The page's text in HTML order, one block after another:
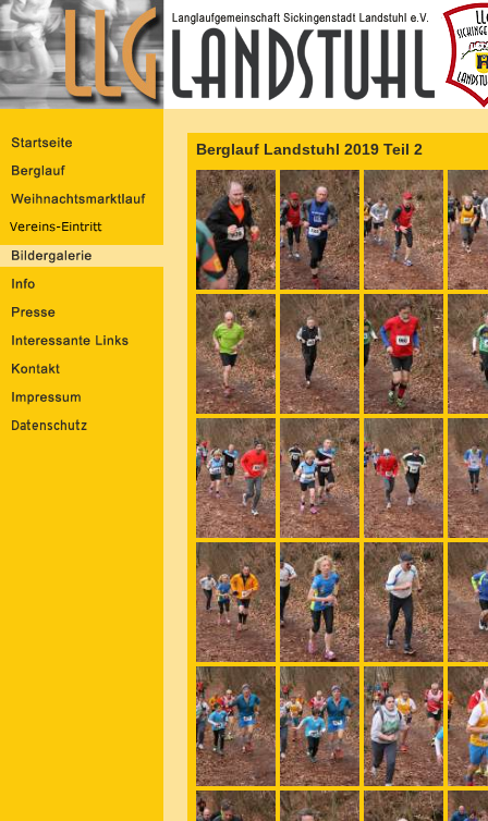
Berglauf Landstuhl 2019 Teil 2